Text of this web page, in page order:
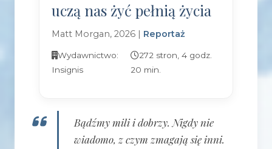
uczą nas żyć pełnią życia
Matt Morgan, 2026 | Reportaż
Wydawnictwo:
Insignis
272 stron, 4 godz.
20 min.
Bądźmy mili i dobrzy. Nigdy nie
wiadomo, z czym zmagają się inni.